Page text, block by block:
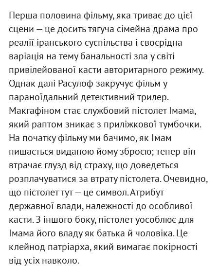
Перша половина фільму, яка триває до цієї
сцени — це досить тягуча сімейна драма про
реалії іранського суспільства і своєрідна
варіація на тему банальності зла у світі
привілейованої касти авторитарного режиму.
Однак далі Расулоф закручує фільм у
параноїдальний детективний трилер.
Макгафіном стає службовий пістолет Імама,
який раптом зникає з приліжкової тумбочки.
На початку фільму ми бачимо, як Імам
пишається виданою йому зброєю; тепер він
втрачає глузд від страху, що доведеться
розплачуватися за втрату пістолета. Очевидно,
що пістолет тут — це символ. Атрибут
державної влади, належності до особливої
касти. З іншого боку, пістолет уособлює для
Імама його владу як батька й чоловіка. Це
клейнод патріарха, який вимагає покірності
від усіх навколо.